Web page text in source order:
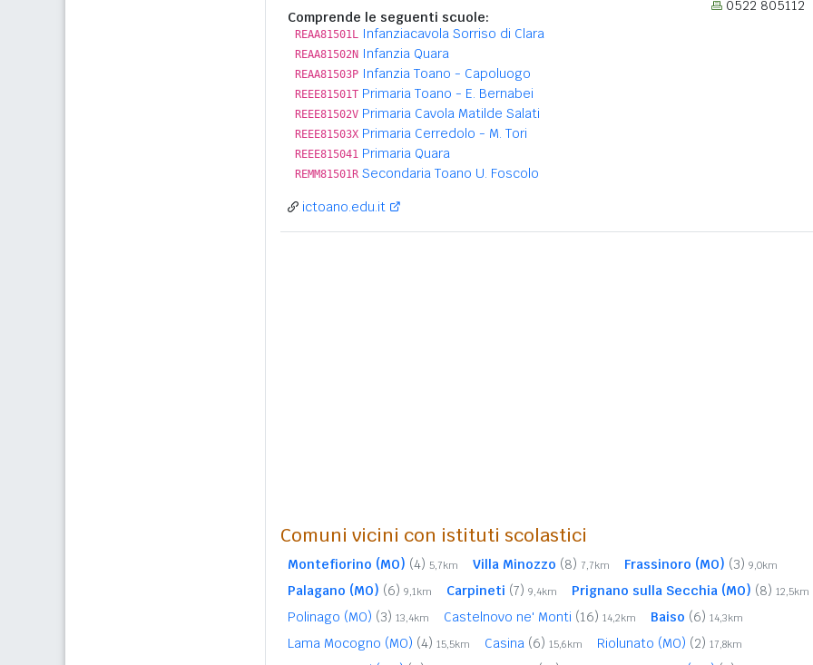
Comprende le seguenti scuole:
REAA81501L Infanziacavola Sorriso di Clara
REAA81502N Infanzia Quara
REAA81503P Infanzia Toano - Capoluogo
REEE81501T Primaria Toano - E. Bernabei
REEE81502V Primaria Cavola Matilde Salati
REEE81503X Primaria Cerredolo - M. Tori
REEE815041 Primaria Quara
REMM81501R Secondaria Toano U. Foscolo
0522 805112
ictoano.edu.it
Comuni vicini con istituti scolastici
Montefiorino (MO) (4) 5,7km Villa Minozzo (8) 7,7km Frassinoro (MO) (3) 9,0km
Palagano (MO) (6) 9,1km Carpineti (7) 9,4km Prignano sulla Secchia (MO) (8) 12,5km
Polinago (MO) (3) 13,4km Castelnovo ne' Monti (16) 14,2km Baiso (6) 14,3km
Lama Mocogno (MO) (4) 15,5km Casina (6) 15,6km Riolunato (MO) (2) 17,8km